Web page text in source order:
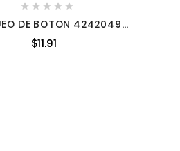
    
DE BOTON 42420495
MILWAUKEE
$11.91